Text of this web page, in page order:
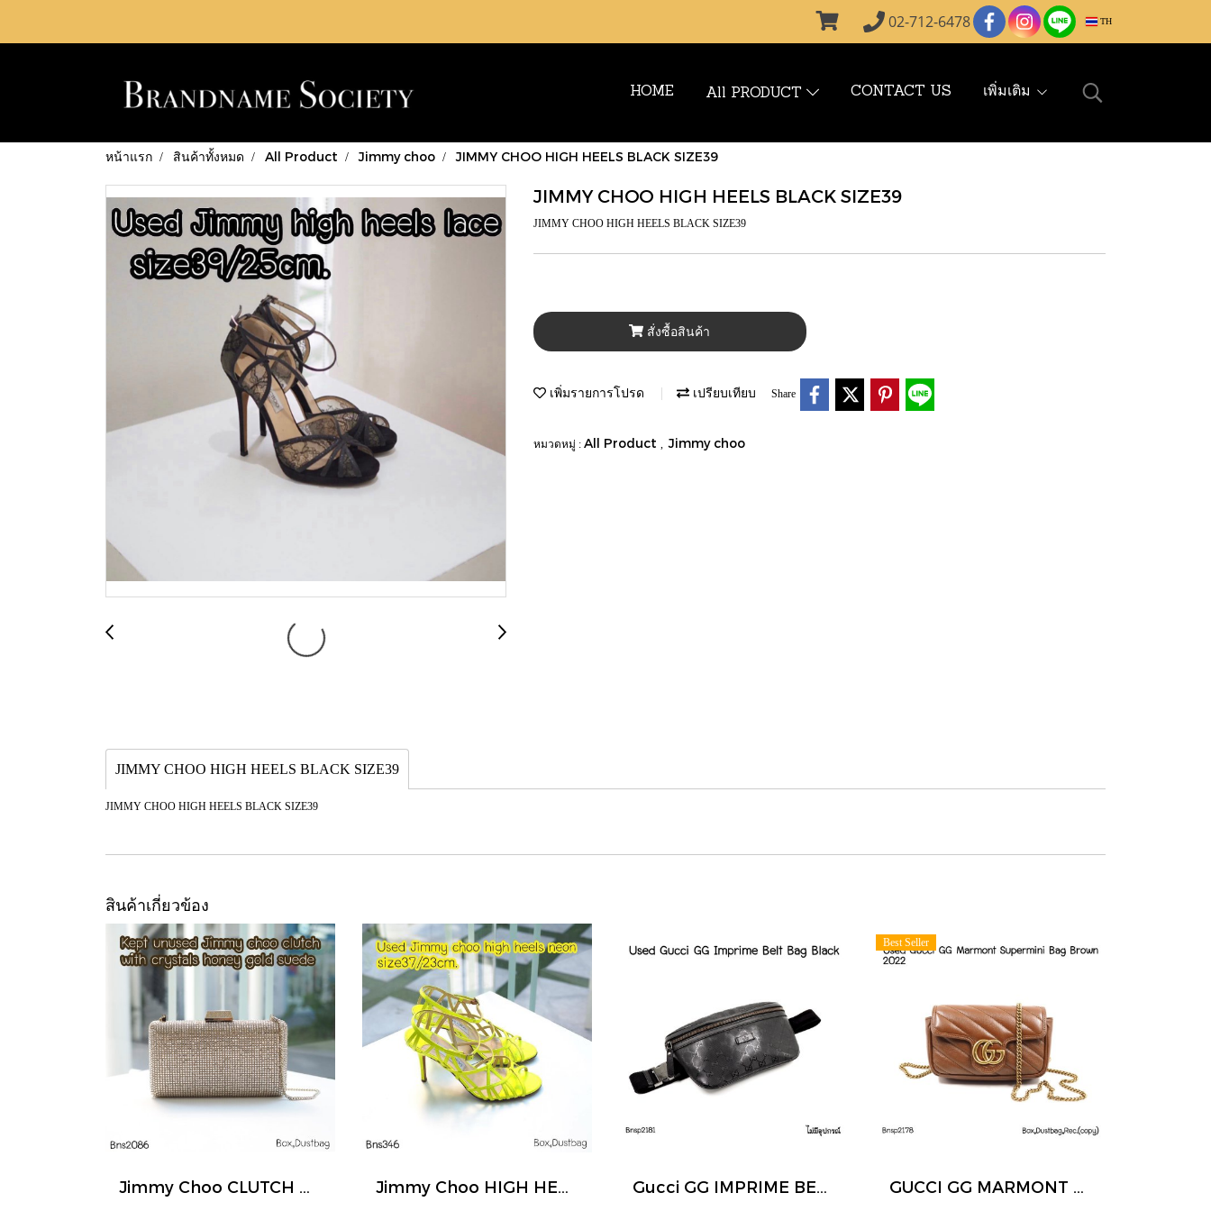
02-712-6478 TH
HOME All PRODUCT CONTACT US เพิ่มเติม
หน้าแรก สินค้าทั้งหมด All Product Jimmy choo JIMMY CHOO HIGH HEELS BLACK SIZE39
JIMMY CHOO HIGH HEELS BLACK SIZE39
JIMMY CHOO HIGH HEELS BLACK SIZE39
สั่งซื้อสินค้า
เพิ่มรายการโปรด เปรียบเทียบ Share
หมวดหมู่ : All Product Jimmy choo
JIMMY CHOO HIGH HEELS BLACK SIZE39
JIMMY CHOO HIGH HEELS BLACK SIZE39
สินค้าเกี่ยวข้อง
Best Seller